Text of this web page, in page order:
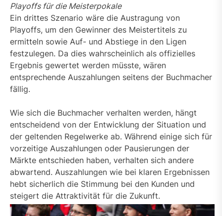
Playoffs für die Meisterpokale
Ein drittes Szenario wäre die Austragung von
Playoffs, um den Gewinner des Meistertitels zu
ermitteln sowie Auf- und Abstiege in den Ligen
festzulegen. Da dies wahrscheinlich als offizielles
Ergebnis gewertet werden müsste, wären
entsprechende Auszahlungen seitens der Buchmacher
fällig.
Wie sich die Buchmacher verhalten werden, hängt
entscheidend von der Entwicklung der Situation und
der geltenden Regelwerke ab. Während einige sich für
vorzeitige Auszahlungen oder Pausierungen der
Märkte entschieden haben, verhalten sich andere
abwartend. Auszahlungen wie bei klaren Ergebnissen
hebt sicherlich die Stimmung bei den Kunden und
steigert die Attraktivität für die Zukunft.